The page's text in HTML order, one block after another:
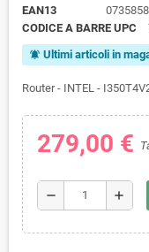
EAN13
CODICE A BARRE UPC
notifications_active Ultimi articoli in
Router - INTEL -
279,00 €
remove add